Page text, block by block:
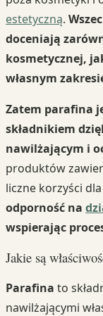
estetyczną.
doceniają
kosmetycznej,
własnym
Zatem parafina
składnikiem
nawilżającym i
produktów
liczne korzyści
odporność na
wspierając
Jakie są
Parafina to
nawilżającymi